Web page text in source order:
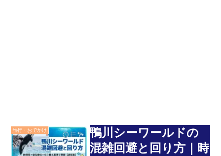
旅行・おでかけ
鴨川シーワールドの
混雑回避と回り方｜時